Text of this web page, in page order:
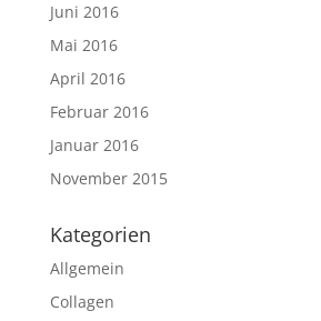
Juni 2016
Mai 2016
April 2016
Februar 2016
Januar 2016
November 2015
Kategorien
Allgemein
Collagen